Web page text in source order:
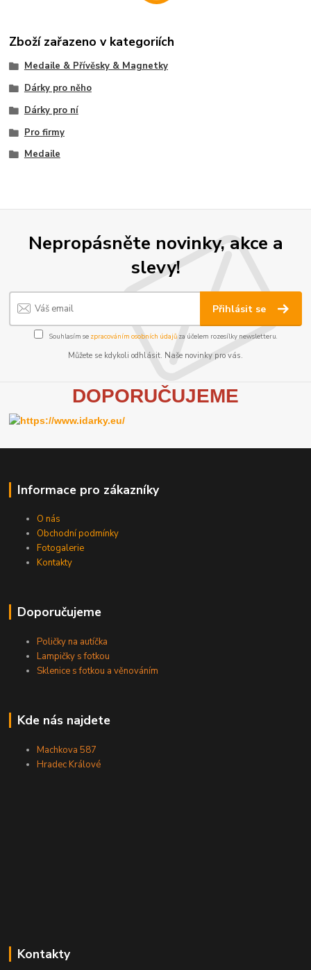
Zboží zařazeno v kategoriích
Medaile & Přívěsky & Magnetky
Dárky pro něho
Dárky pro ní
Pro firmy
Medaile
Nepropásněte novinky, akce a
slevy!
Přihlásit se
Souhlasím se zpracováním osobních údajůza účelem rozesílky newsletteru.
Můžete se kdykoli odhlásit. Naše novinky pro vás.
DOPORUČUJEME
Informace pro zákazníky
O nás
Obchodní podmínky
Fotogalerie
Kontakty
Doporučujeme
Poličky na autíčka
Lampičky s fotkou
Sklenice s fotkou a věnováním
Kde nás najdete
Machkova 587
Hradec Králové
Kontakty